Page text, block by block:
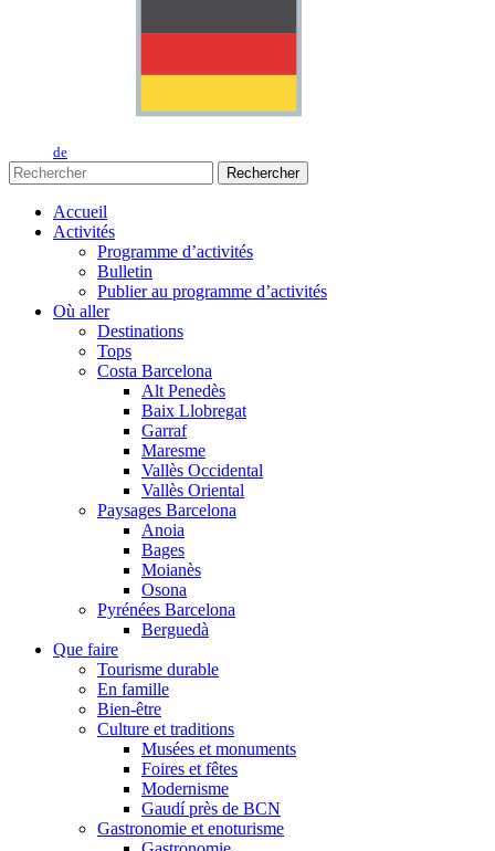
de
Rechercher
Accueil
Activités
Programme d’activités
Bulletin
Publier au programme d’activités
Où aller
Destinations
Tops
Costa Barcelona
Alt Penedès
Baix Llobregat
Garraf
Maresme
Vallès Occidental
Vallès Oriental
Paysages Barcelona
Anoia
Bages
Moianès
Osona
Pyrénées Barcelona
Berguedà
Que faire
Tourisme durable
En famille
Bien-être
Culture et traditions
Musées et monuments
Foires et fêtes
Modernisme
Gaudí près de BCN
Gastronomie et enoturisme